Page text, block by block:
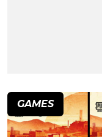
GAMES